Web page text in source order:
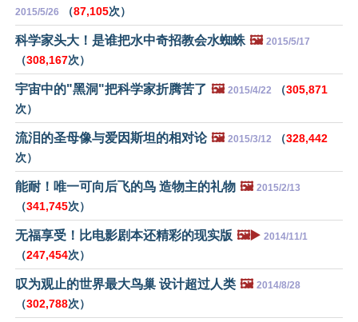
2015/5/26 （87,105次）
科学家头大！是谁把水中奇招教会水蜘蛛 🖼️ 2015/5/17
（308,167次）
宇宙中的"黑洞"把科学家折腾苦了 🖼️ 2015/4/22 （305,871
次）
流泪的圣母像与爱因斯坦的相对论 🖼️ 2015/3/12 （328,442
次）
能耐！唯一可向后飞的鸟 造物主的礼物 🖼️ 2015/2/13
（341,745次）
无福享受！比电影剧本还精彩的现实版 🖼️▶️ 2014/11/1
（247,454次）
叹为观止的世界最大鸟巢 设计超过人类 🖼️ 2014/8/28
（302,788次）